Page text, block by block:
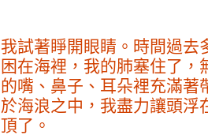
我試著睜開眼睛。時間過去
困在海裡，我的肺塞住了
的嘴、鼻子、耳朵裡充滿著
於海浪之中，我盡力讓頭浮
頂了。